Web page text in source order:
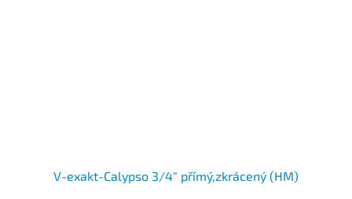
V-exakt-Calypso 3/4" přímý,zkrácený (HM)